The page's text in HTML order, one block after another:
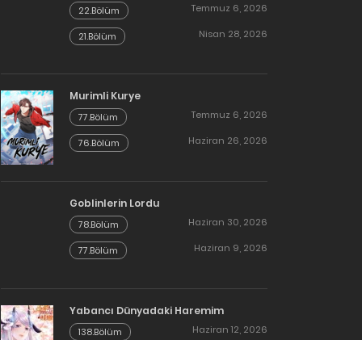
22.Bölüm Temmuz 6, 2026
21.Bölüm Nisan 28, 2026
Murimli Kurye
77.Bölüm Temmuz 6, 2026
76.Bölüm Haziran 26, 2026
Goblinlerin Lordu
78.Bölüm Haziran 30, 2026
77.Bölüm Haziran 9, 2026
Yabancı Dünyadaki Haremim
138.Bölüm Haziran 12, 2026